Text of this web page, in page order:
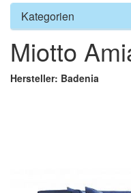
Kategorien
Miotto
Hersteller: Badenia